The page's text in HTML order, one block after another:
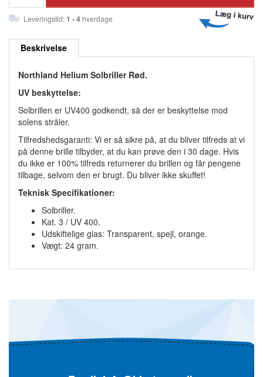
Leveringstid:1 - 4 hverdage
Beskrivelse
Northland Helium Solbriller Rød.
UV beskyttelse:
Solbrillen er UV400 godkendt, så der er beskyttelse mod
solens stråler.
Tilfredshedsgaranti: Vi er så sikre på, at du bliver tilfreds at vi
på denne brille tilbyder, at du kan prøve den i 30 dage. Hvis
du ikke er 100% tilfreds returnerer du brillen og får pengene
tilbage, selvom den er brugt. Du bliver ikke skuffet!
Teknisk Specifikationer:
Solbriller.
Kat. 3 / UV 400.
Udskiftelige glas: Transparent, spejl, orange.
Vægt: 24 gram.